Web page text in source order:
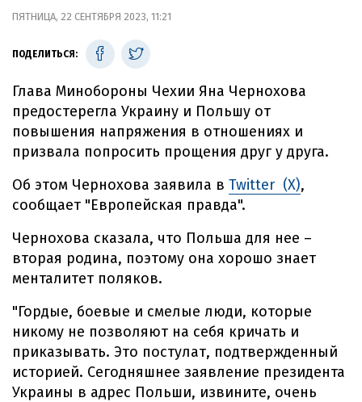
ПЯТНИЦА, 22 СЕНТЯБРЯ 2023, 11:21
ПОДЕЛИТЬСЯ:
Глава Минобороны Чехии Яна Чернохова
предостерегла Украину и Польшу от
повышения напряжения в отношениях и
призвала попросить прощения друг у друга.
Об этом Чернохова заявила в Twitter (X),
сообщает "Европейская правда".
Чернохова сказала, что Польша для нее –
вторая родина, поэтому она хорошо знает
менталитет поляков.
"Гордые, боевые и смелые люди, которые
никому не позволяют на себя кричать и
приказывать. Это постулат, подтвержденный
историей. Сегодняшнее заявление президента
Украины в адрес Польши, извините, очень